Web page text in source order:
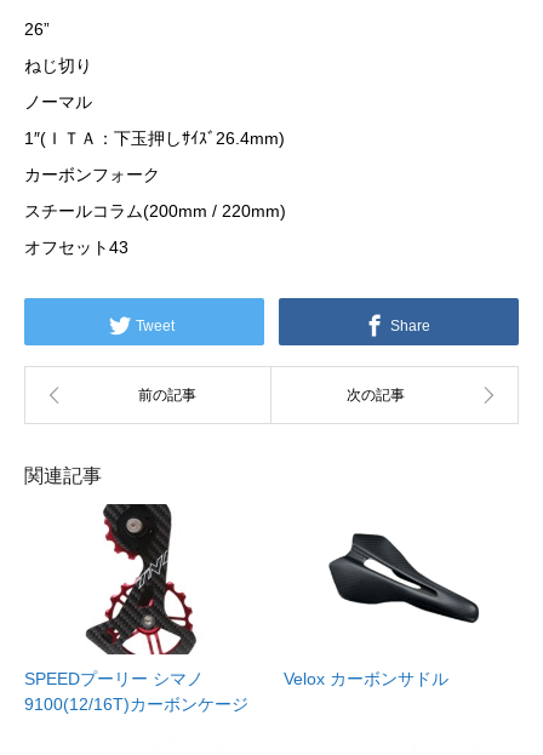
26”
ねじ切り
ノーマル
1″(ＩＴＡ：下玉押しｻｲｽﾞ26.4mm)
カーボンフォーク
スチールコラム(200mm / 220mm)
オフセット43
Tweet Share
関連記事
SPEEDプーリー シマノ
9100(12/16T)カーボンケージ
Velox カーボンサドル